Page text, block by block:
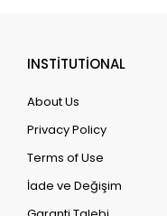
INSTİTUTİONAL
About Us
Privacy Policy
Terms of Use
İade ve Değişim